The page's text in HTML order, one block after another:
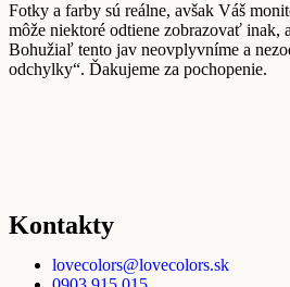
Fotky a farby sú reálne, avšak Váš
môže niektoré odtiene zobrazovať inak,
Bohužiaľ tento jav neovplyvníme a
odchylky“. Ďakujeme za pochopenie.
Kontakty
lovecolors@lovecolors.sk